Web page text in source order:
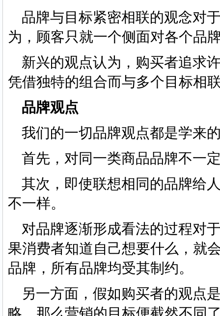
品牌与目标紧密相联的观念对
为，顾客只就一个侧面对各个品
新兴的观点认为，购买者追求
凭借独特的组合而与多个目标相
品牌观点
我们的一切品牌观点都是学来
首先，对同一类商品品牌不一
其次，即使联想相同的品牌给
不一样。
对品牌逐渐形成看法的过程对
果消费者知道自己想要什么，就
品牌，所有品牌均受其制约。
另一方面，假如购买者的观点